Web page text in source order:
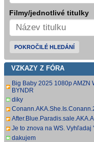
Filmy/jednotlivé titulky
POKROČILÉ HLEDÁNÍ
VZKAZY Z FÓRA
Big Baby 2025 1080p AMZN
BYNDR
diky
SbR [14,53 GB]
SbR [15,19 GB]
Je to znova na WS. Vyhľadaj
dakujem